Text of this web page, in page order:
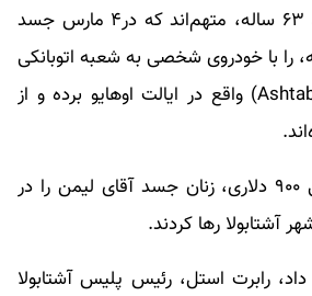
ساله، و کارن کاسبوم، ۶۳ ساله، متهم‌اند که در۴ مارس جسد
لیمن، ۸۰ ساله، را با خودروی شخصی به شعبه اتوبانکی
در شهر آشتابولا (Ashtabula) واقع در ایالت اوهایو برده‌ و از
پس از برداشت مبلغی ۹۰۰ دلاری، زنان جسد آقای لیمن را در
آشتابولا رها کردند.
رابرت استل، رئیس پلیس آشتابولا